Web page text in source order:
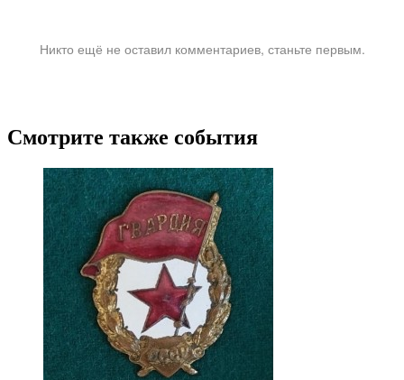
Никто ещё не оставил комментариев, станьте первым.
Смотрите также события